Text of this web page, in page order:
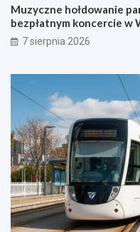
Muzyczne hołdowanie
bezpłatnym koncercie w
7 sierpnia 2026